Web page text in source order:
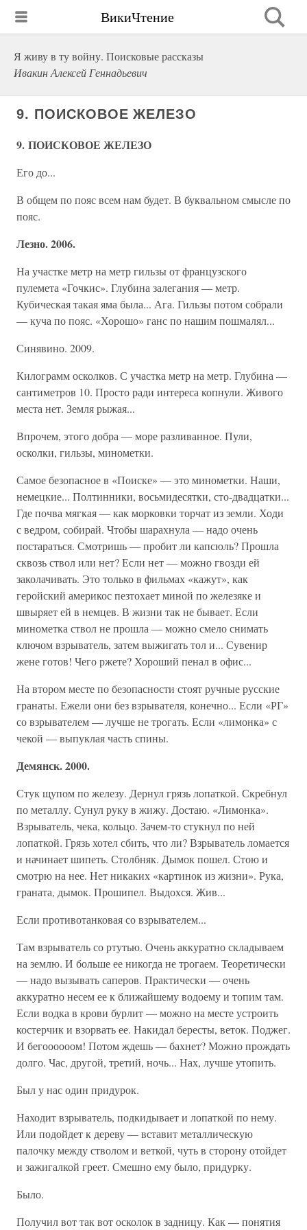
ВикиЧтение
Я живу в ту войну. Поисковые рассказы
Ивакин Алексей Геннадьевич
9. ПОИСКОВОЕ ЖЕЛЕЗО
9. ПОИСКОВОЕ ЖЕЛЕЗО
Его до...
В общем по пояс всем нам будет. В буквальном смысле по
пояс.
Лезно. 2006.
На участке метр на метр гильзы от французского
пулемета «Гочкис». Глубина залегания — метр.
Кубическая такая яма была... Ага. Гильзы потом собрали
— куча по пояс. «Хорошо» ганс по нашим пошмалял...
Синявино. 2009.
Килограмм осколков. С участка метр на метр. Глубина —
сантиметров 10. Просто ради интереса копнули. Живого
места нет. Земля рыжая...
Впрочем, этого добра — море разливанное. Пули,
осколки, гильзы, минометки.
Самое безопасное в «Поиске» — это минометки. Наши,
немецкие... Полтинники, восьмидесятки, сто-двадцатки...
Где почва мягкая — как морковки торчат из земли. Ходи
с ведром, собирай. Чтобы шарахнула — надо очень
постараться. Смотришь — пробит ли капсюль? Прошла
сквозь ствол или нет? Если нет — можно гвозди ей
заколачивать. Это только в фильмах «кажут», как
геройский америкос пезтохает миной по железяке и
швыряет ей в немцев. В жизни так не бывает. Если
минометка ствол не прошла — можно смело снимать
ключом взрыватель, затем выжигать тол и... Сувенир
жене готов! Чего ржете? Хороший пенал в офис...
На втором месте по безопасности стоят ручные русские
гранаты. Ежели они без взрывателя, конечно... Если «РГ»
со взрывателем — лучше не трогать. Если «лимонка» с
чекой — выпуклая часть спины.
Демянск. 2000.
Стук щупом по железу. Дернул грязь лопаткой. Скребнул
по металлу. Сунул руку в жижу. Достаю. «Лимонка».
Взрыватель, чека, кольцо. Зачем-то стукнул по ней
лопаткой. Грязь хотел сбить, что ли? Взрыватель ломается
и начинает шипеть. Столбняк. Дымок пошел. Стою и
смотрю на нее. Нет никаких «картинок из жизни». Рука,
граната, дымок. Прошипел. Выдохся. Жив...
Если противотанковая со взрывателем...
Там взрыватель со ртутью. Очень аккуратно складываем
на землю. И больше ее никогда не трогаем. Теоретически
— надо вызывать саперов. Практически — очень
аккуратно несем ее к ближайшему водоему и топим там.
Если водка в крови бурлит — можно на месте устроить
костерчик и взорвать ее. Накидал бересты, веток. Поджег.
И бегоооооом! Потом ждешь — бахнет? Можно прождать
долго. Час, другой, третий, ночь... Нах, лучше утопить.
Был у нас один придурок.
Находит взрыватель, подкидывает и лопаткой по нему.
Или подойдет к дереву — вставит металлическую
палочку между стволом и веткой, чуть в сторону отойдет
и зажигалкой греет. Смешно ему было, придурку.
Было.
Получил вот так вот осколок в задницу. Как — понятия